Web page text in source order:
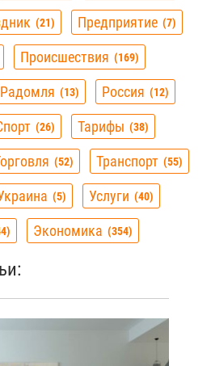
21 Предприятие 7
Происшествия 169
Радомля 13 Россия 12
26 Тарифы 38
52 Транспорт 55
5 Услуги 40
Экономика 354